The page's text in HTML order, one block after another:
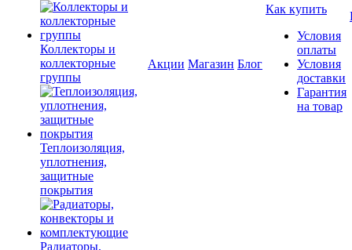
Коллекторы и
коллекторные
группы
Теплоизоляция,
уплотнения,
защитные
покрытия
Радиаторы,
Акции Магазин Блог
Как купить
Условия
оплаты
Условия
доставки
Гарантия
на товар